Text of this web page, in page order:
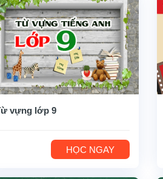
vựng lớp 9
HỌC NGAY